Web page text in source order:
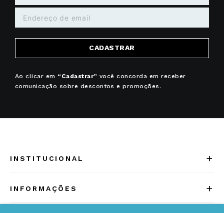
CADASTRAR
Ao clicar em “Cadastrar” você concorda em receber
comunicação sobre descontos e promoções.
INSTITUCIONAL +
INFORMAÇÕES +